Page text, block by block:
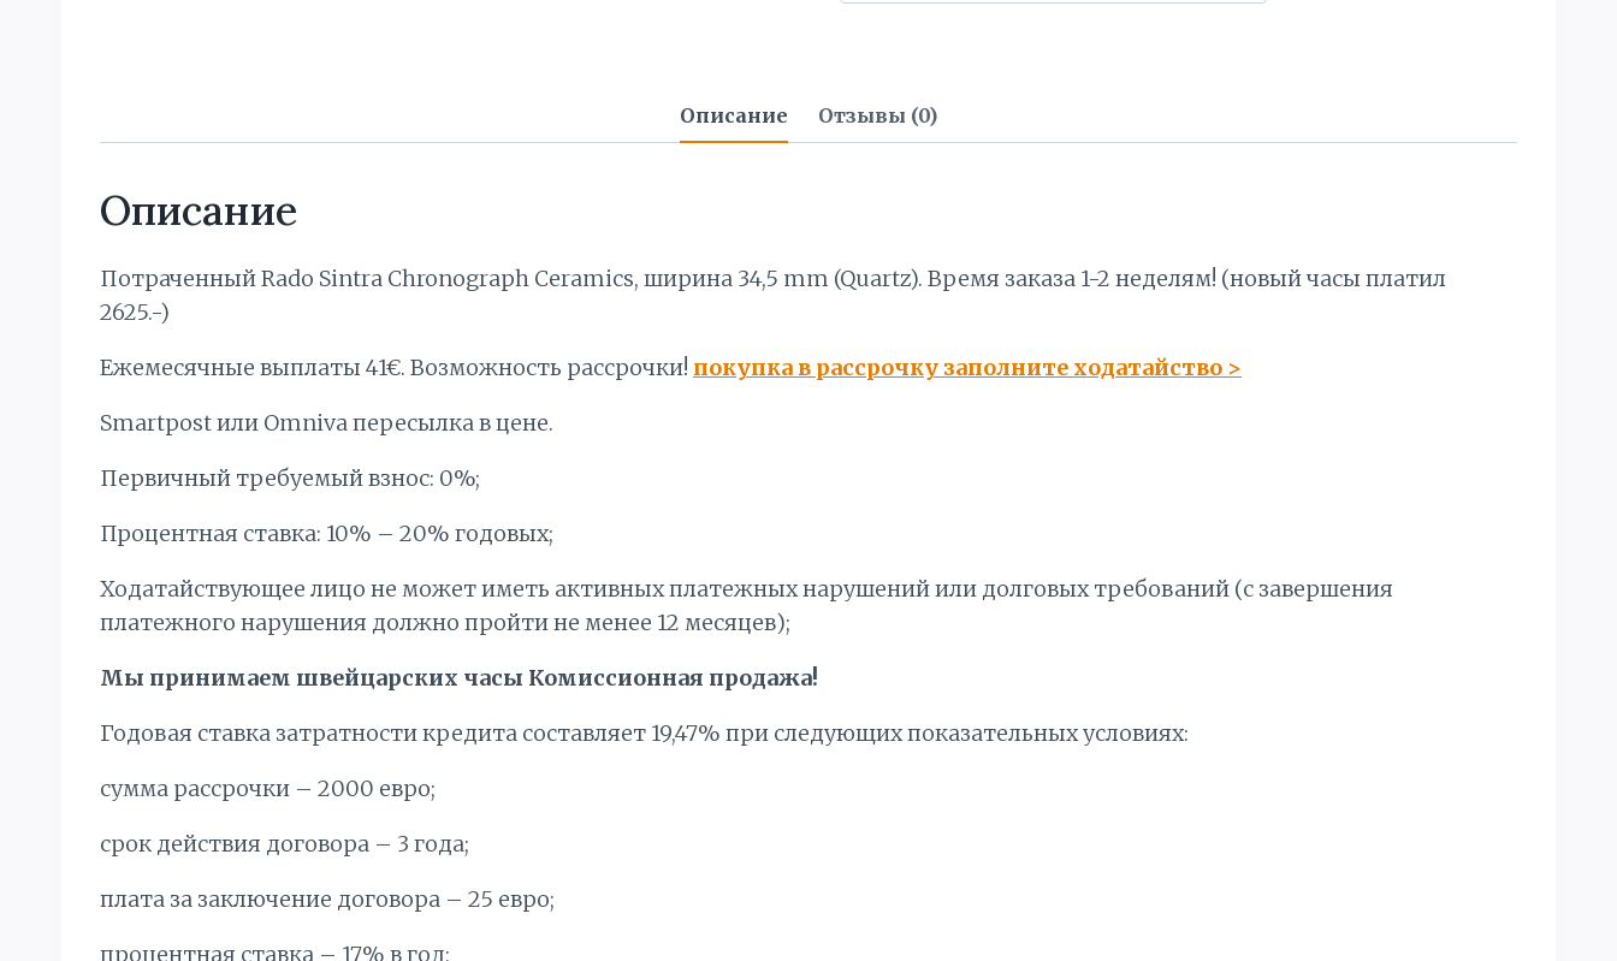
Описание Отзывы (0)
Описание
Потраченный Rado Sintra Chronograph Ceramics, ширина 34,5 mm (Quartz). Время заказа 1-2 неделям! (новый часы платил
2625.-)
Ежемесячные выплаты 41€. Bозможность рассрочки! покупка в рассрочку заполните ходатайство >
Smartpost или Omniva пересылка в цене.
Первичный требуемый взнос: 0%;
Процентная ставка: 10% – 20% годовых;
Ходатайствующее лицо не может иметь активных платежных нарушений или долговых требований (с завершения
платежного нарушения должно пройти не менее 12 месяцев);
Мы принимаем швейцарских часы Комиссионная продажа!
Годовая ставка затратности кредита составляет 19,47% при следующих показательных условиях:
сумма рассрочки – 2000 евро;
срок действия договора – 3 года;
плата за заключение договора – 25 евро;
процентная ставка – 17% в год;